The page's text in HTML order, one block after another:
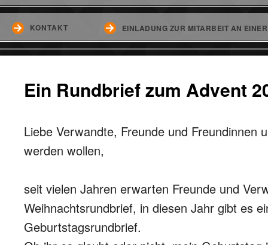
KONTAKT EINLADUNG ZUR MITARBEIT AN
Ein Rundbrief zum Advent
Liebe Verwandte, Freunde und Freundinnen
werden wollen,
seit vielen Jahren erwarten Freunde und
Weihnachtsrundbrief, in diesen Jahr gibt es
Geburtstagsrundbrief.